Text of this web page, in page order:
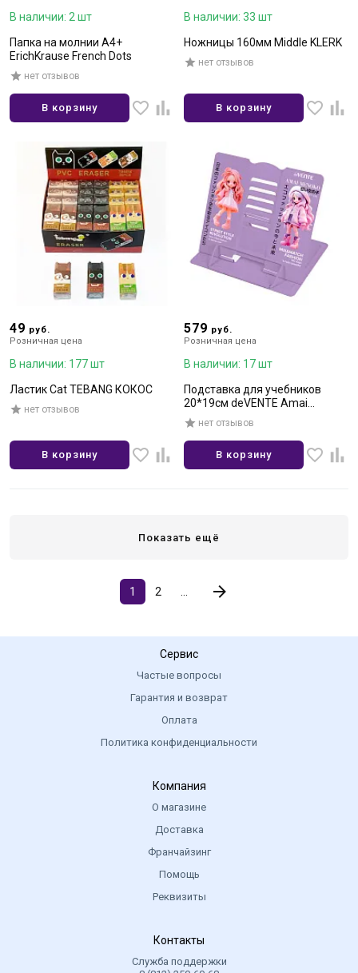
В наличии: 2 шт
Папка на молнии А4+
ErichKrause French Dots
нет отзывов
В корзину
В наличии: 33 шт
Ножницы 160мм Middle KLERK
нет отзывов
В корзину
49 руб.
Розничная цена
В наличии: 177 шт
Ластик Cat TEBANG КОКОС
нет отзывов
В корзину
579 руб.
Розничная цена
В наличии: 17 шт
Подставка для учебников
20*19см deVENTE Amai
Menoko
нет отзывов
В корзину
Показать ещё
1 2
Сервис
Частые вопросы
Гарантия и возврат
Оплата
Политика конфиденциальности
Компания
О магазине
Доставка
Франчайзинг
Помощь
Реквизиты
Контакты
Служба поддержки